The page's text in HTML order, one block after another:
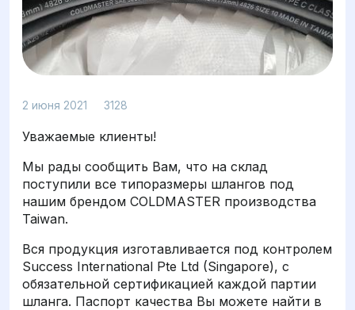
2 июня 2021 3128
Уважаемые клиенты!
Мы рады сообщить Вам, что на склад
поступили все типоразмеры шлангов под
нашим брендом COLDMASTER производства
Taiwan.
Вся продукция изготавливается под контролем
Success International Pte Ltd (Singapore), с
обязательной сертификацией каждой партии
шланга. Паспорт качества Вы можете найти в